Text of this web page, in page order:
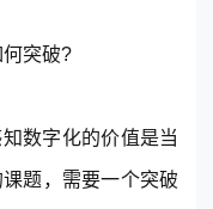
突破?
数字化的价值是当
题，需要一个突破